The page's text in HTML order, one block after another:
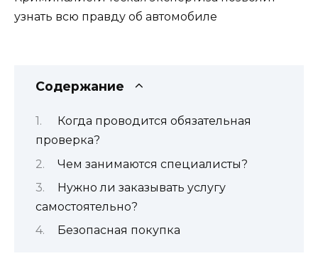
узнать всю правду об автомобиле
Содержание
Когда проводится обязательная
проверка?
Чем занимаются специалисты?
Нужно ли заказывать услугу
самостоятельно?
Безопасная покупка